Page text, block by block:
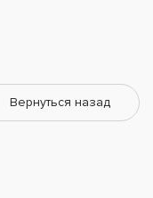
Вернуться назад